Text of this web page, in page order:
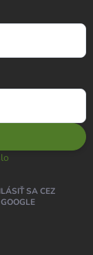
SA CEZ
GOOGLE